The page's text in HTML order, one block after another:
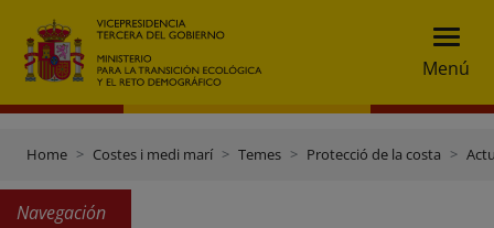
Menú
Home Costes i medi marí Temes Protecció de la costa
Navegación